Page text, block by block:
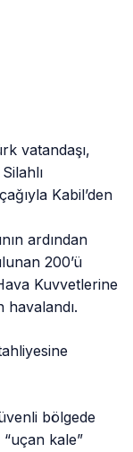
vatandaşı,
Kabil’den
ardından
200’ü
Kuvvetlerine
havalandı.
bölgede
“uçan kale”